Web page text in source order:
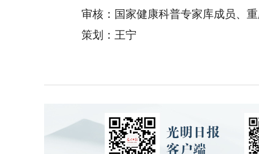
审核：国家健康科普专家库成员、重
策划：王宁